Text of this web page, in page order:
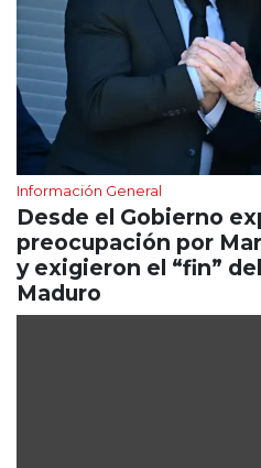
Información General
Desde el Gobierno
preocupación por
y exigieron el “fin”
Maduro